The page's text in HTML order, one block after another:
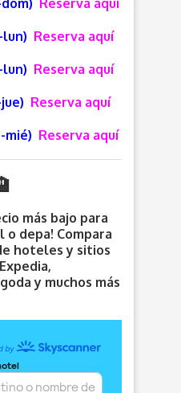
lun) Reserva aquí
lun) Reserva aquí
Reserva aquí
mié) Reserva aquí
más bajo para
depa! Compara
hoteles y sitios
y muchos más